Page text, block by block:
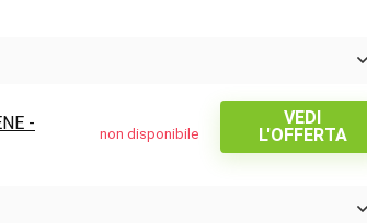
-
non disponibile
VEDI
L'OFFERTA